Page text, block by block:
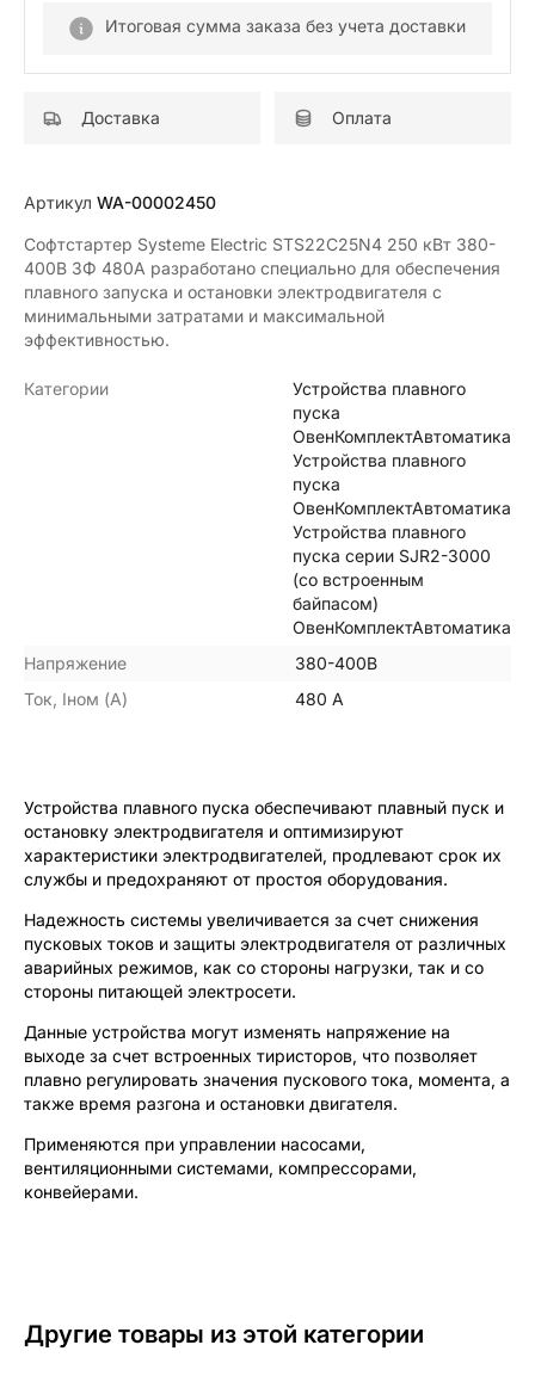
Итоговая сумма заказа без учета доставки
Доставка Оплата
Артикул WA-00002450
Софтстартер Systeme Electric STS22C25N4 250 кВт 380-
400В 3Ф 480A разработано специально для обеспечения
плавного запуска и остановки электродвигателя с
минимальными затратами и максимальной
эффективностью.
Категории
Устройства плавного
пуска
ОвенКомплектАвтоматика
Устройства плавного
пуска
ОвенКомплектАвтоматика
Устройства плавного
пуска серии SJR2-3000
(со встроенным
байпасом)
ОвенКомплектАвтоматика
Напряжение
380-400В
Ток, Iном (А)
480 А
Устройства плавного пуска обеспечивают плавный пуск и
остановку электродвигателя и оптимизируют
характеристики электродвигателей, продлевают срок их
службы и предохраняют от простоя оборудования.
Надежность системы увеличивается за счет снижения
пусковых токов и защиты электродвигателя от различных
аварийных режимов, как со стороны нагрузки, так и со
стороны питающей электросети.
Данные устройства могут изменять напряжение на
выходе за счет встроенных тиристоров, что позволяет
плавно регулировать значения пускового тока, момента, а
также время разгона и остановки двигателя.
Применяются при управлении насосами,
вентиляционными системами, компрессорами,
конвейерами.
Другие товары из этой категории